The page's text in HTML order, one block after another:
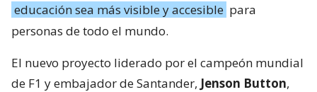
educación sea más visible y accesible para
personas de todo el mundo.
El nuevo proyecto liderado por el campeón mundial
de F1 y embajador de Santander, Jenson Button,